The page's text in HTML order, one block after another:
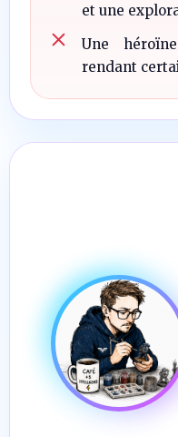
et une
Une
rendant